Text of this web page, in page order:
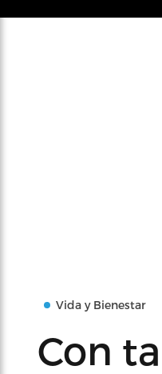
Vida y Bienestar
Con